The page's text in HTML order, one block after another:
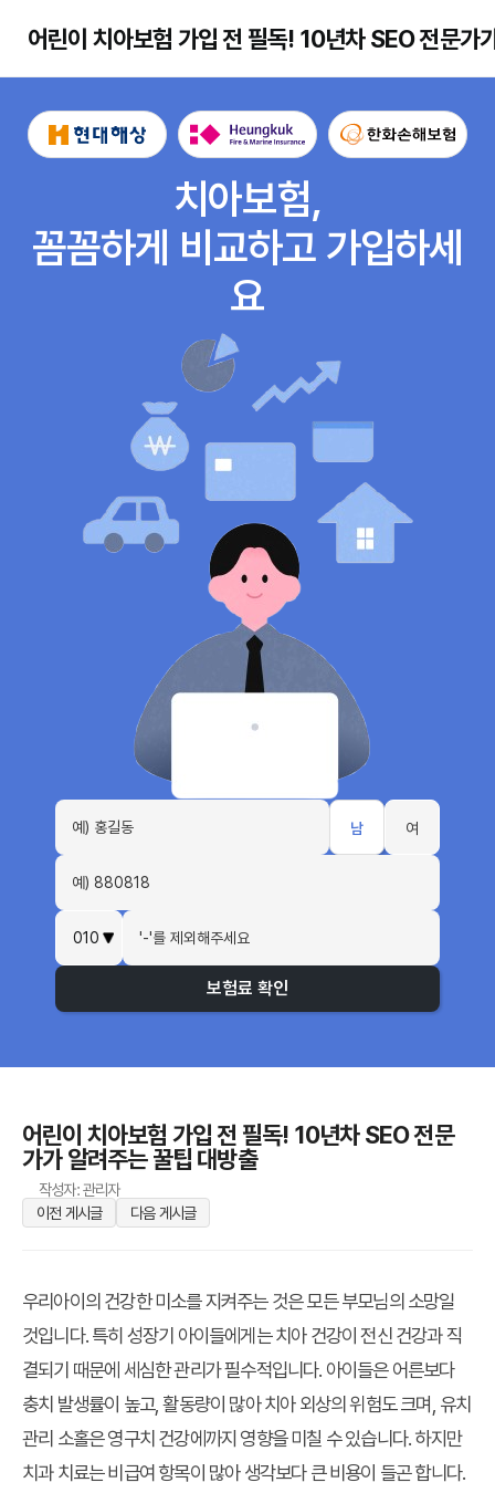
어린이 치아보험 가입 전 필독! 10년차 SEO 전문가
치아보험,
꼼꼼하게 비교하고 가입하세
요
남 여
보험료 확인
어린이 치아보험 가입 전 필독! 10년차 SEO 전문
가가 알려주는 꿀팁 대방출
작성자: 관리자
이전 게시글
다음 게시글
우리아이의 건강한 미소를 지켜주는 것은 모든 부모님의 소망일
것입니다. 특히 성장기 아이들에게는 치아 건강이 전신 건강과 직
결되기 때문에 세심한 관리가 필수적입니다. 아이들은 어른보다
충치 발생률이 높고, 활동량이 많아 치아 외상의 위험도 크며, 유치
관리 소홀은 영구치 건강에까지 영향을 미칠 수 있습니다. 하지만
치과 치료는 비급여 항목이 많아 생각보다 큰 비용이 들곤 합니다.